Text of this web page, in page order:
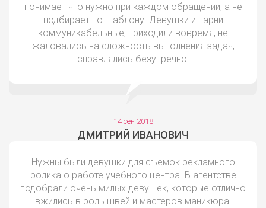
понимает что нужно при каждом обращении, а не
подбирает по шаблону. Девушки и парни
коммуникабельные, приходили вовремя, не
жаловались на сложность выполнения задач,
справлялись безупречно.
14 сен 2018
ДМИТРИЙ ИВАНОВИЧ
Нужны были девушки для съемок рекламного
ролика о работе учебного центра. В агентстве
подобрали очень милых девушек, которые отлично
вжились в роль швей и мастеров маникюра.